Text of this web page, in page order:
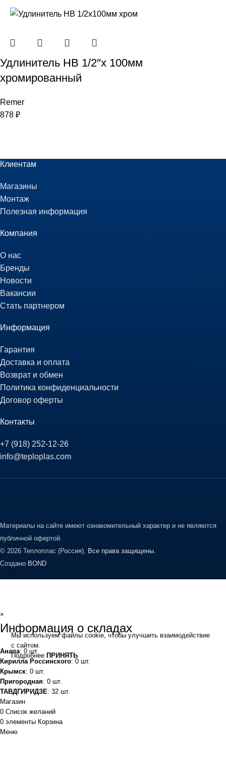
Удлинитель НВ 1/2″х 100мм
хромированный
Remer
878 ₽
Клиентам
Магазины
Монтаж
Полезная информация
Компания
О нас
Бренды
Новости
Вакансии
Стать партнером
Информация
Гарантия
Доставка и оплата
Возврат и обмен
Политика конфиденциальности
Договор оферты
Контакты
+7 (918) 252-12-26
info@teploplas.com
Материалы на сайте имеют ознакомительный характер и не являются
публичной офертой.
© 2026 Теплоплас (Россия). Все права защищены.
Создано BOND
Мы используем файлы cookie, чтобы улучшить взаимодействие
с сайтом.
Подробнее ПРИНЯТЬ
×
Информация о складах
Анапа: 0 шт.
Кирилла Россинского: 0 шт.
Крымск: 0 шт.
Пригородная: 0 шт.
ТАВДГИРИДЗЕ: 32 шт.
Магазин
0 Список желаний
0 элементы Корзина
Меню